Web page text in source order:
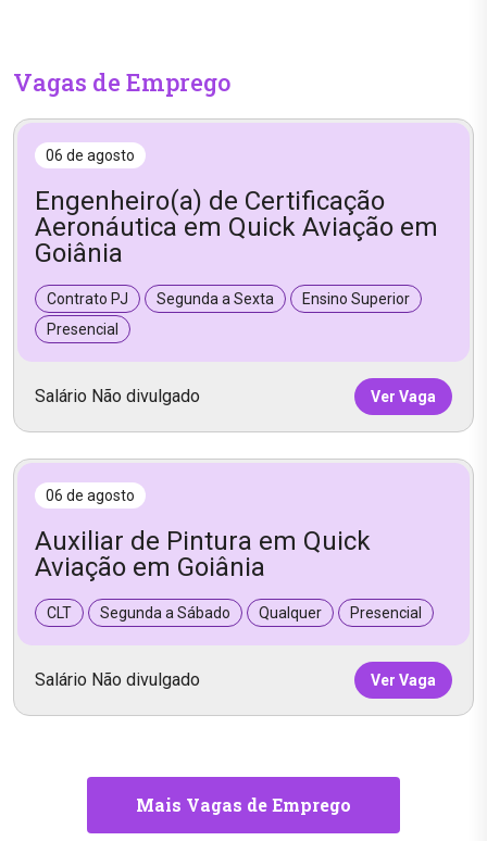
Vagas de Emprego
06 de agosto
Engenheiro(a) de Certificação
Aeronáutica em Quick Aviação em
Goiânia
Contrato PJ Segunda a Sexta
Ensino Superior
Presencial
Salário Não divulgado Ver Vaga
06 de agosto
Auxiliar de Pintura em Quick
Aviação em Goiânia
CLT Segunda a Sábado Qualquer Presencial
Salário Não divulgado Ver Vaga
Mais Vagas de Emprego